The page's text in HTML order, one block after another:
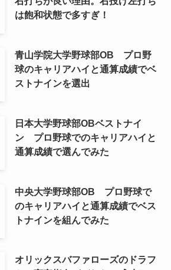
は飽和状態で多すぎ！
青山学院大学野球部OB プロ野
球のキャリアハイと通算成績でベ
ストナインを選出
日本大学野球部OBベストナイ
ン プロ野球でのキャリアハイと
通算成績で選んでみた
中央大学野球部OB プロ野球で
のキャリアハイと通算成績でベス
トナインを組んでみた
オリックスバファローズのドラフ